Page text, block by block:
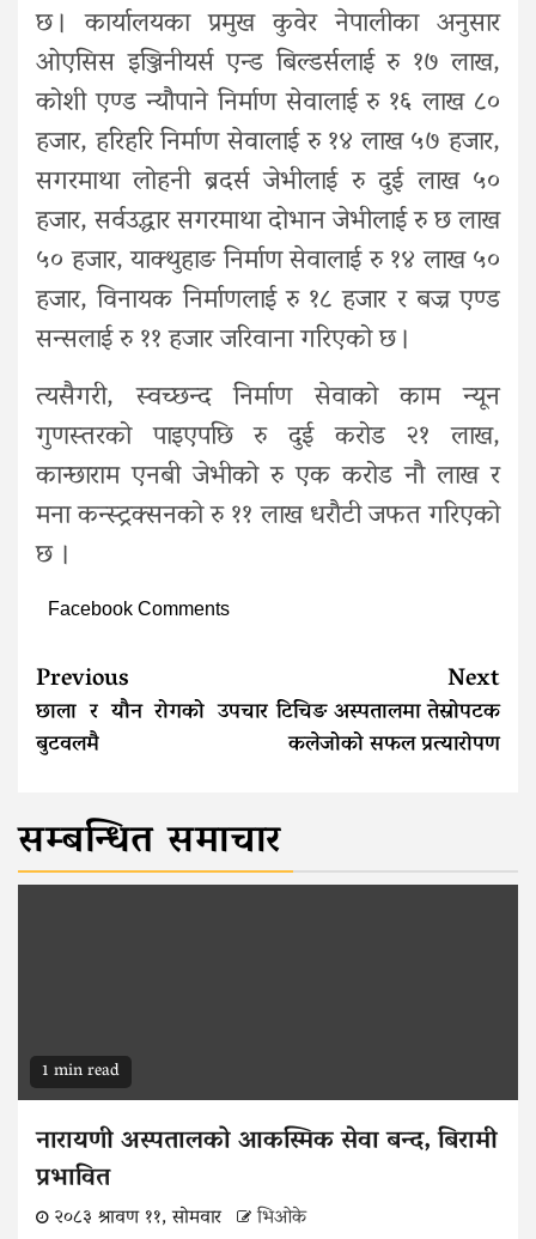
छ । कार्यालयका प्रमुख कुवेर नेपालीका अनुसार
ओएसिस इञ्जिनीयर्स एन्ड बिल्डर्सलाई रु १७ लाख,
कोशी एण्ड न्यौपाने निर्माण सेवालाई रु १६ लाख ८०
हजार, हरिहरि निर्माण सेवालाई रु १४ लाख ५७ हजार,
सगरमाथा लोहनी ब्रदर्स जेभीलाई रु दुई लाख ५०
हजार, सर्वउद्धार सगरमाथा दोभान जेभीलाई रु छ लाख
५० हजार, याक्थुहाङ निर्माण सेवालाई रु १४ लाख ५०
हजार, विनायक निर्माणलाई रु १८ हजार र बज्र एण्ड
सन्सलाई रु ११ हजार जरिवाना गरिएको छ ।
त्यसैगरी, स्वच्छन्द निर्माण सेवाको काम न्यून
गुणस्तरको पाइएपछि रु दुई करोड २१ लाख,
कान्छाराम एनबी जेभीको रु एक करोड नौ लाख र
मना कन्स्ट्रक्सनको रु ११ लाख धरौटी जफत गरिएको
छ ।
Facebook Comments
Continue
Reading
Previous
छाला र यौन रोगको उपचार
बुटवलमै
Next
टिचिङ अस्पतालमा तेस्रोपटक
कलेजोको सफल प्रत्यारोपण
सम्बन्धित समाचार
1 min read
नारायणी अस्पतालको आकस्मिक सेवा बन्द, बिरामी
प्रभावित
२०८३ श्रावण ११, सोमवार भिओके